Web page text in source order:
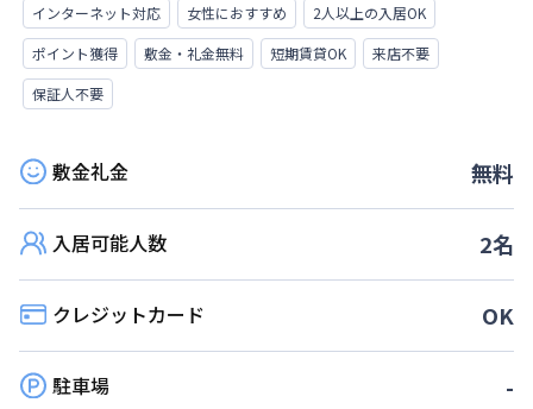
インターネット対応 女性におすすめ
2人以上の入居OK
ポイント獲得
敷金・礼金無料 短期賃貸OK
来店不要
保証人不要
敷金礼金 無料
入居可能人数 2名
クレジットカード OK
駐車場 -